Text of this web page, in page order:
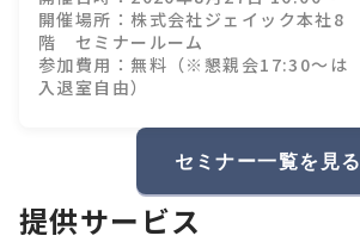
のすべて
開催場所：株式会社ジェイック本社8
階 セミナールーム
参加費用：無料（※懇親会17:30～は
入退室自由）
セミナー一覧を見る
提供サービス